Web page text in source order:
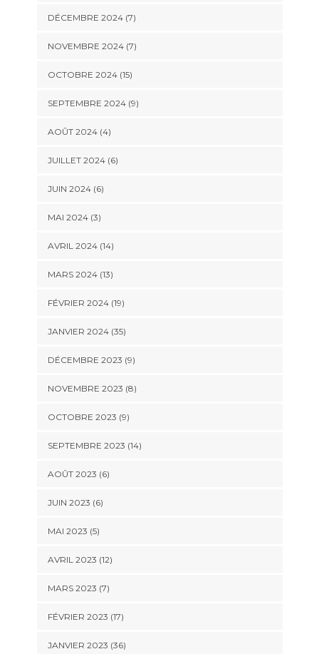
DÉCEMBRE 2024 (7)
NOVEMBRE 2024 (7)
OCTOBRE 2024 (15)
SEPTEMBRE 2024 (9)
AOÛT 2024 (4)
JUILLET 2024 (6)
JUIN 2024 (6)
MAI 2024 (3)
AVRIL 2024 (14)
MARS 2024 (13)
FÉVRIER 2024 (19)
JANVIER 2024 (35)
DÉCEMBRE 2023 (9)
NOVEMBRE 2023 (8)
OCTOBRE 2023 (9)
SEPTEMBRE 2023 (14)
AOÛT 2023 (6)
JUIN 2023 (6)
MAI 2023 (5)
AVRIL 2023 (12)
MARS 2023 (7)
FÉVRIER 2023 (17)
JANVIER 2023 (36)